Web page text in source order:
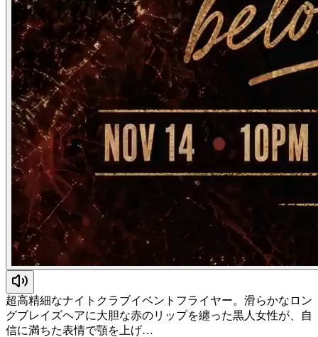
超高精細なナイトクラブイベントフライヤー。滑らかなロン
グブレイズヘアに大胆な赤のリップを纏った黒人女性が、自
信に満ちた表情で顎を上げ…